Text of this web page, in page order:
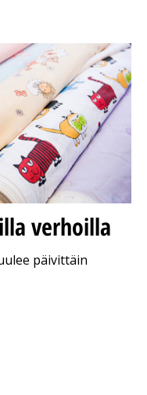
verhoilla
päivittäin